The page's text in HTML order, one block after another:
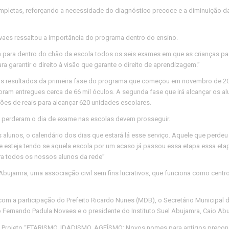
reforçando a necessidade do diagnóstico precoce e a diminuição
ressaltou a importância do programa dentro do ensino.
para dentro do chão da escola todos os seis exames em que as crianças
garantir o direito à visão que garante o direito de aprendizagem.”
resultados da primeira fase do programa que começou em novembro de
entregues cerca de 66 mil óculos. A segunda fase que irá alcançar os
de reais para alcançar 620 unidades escolares.
o dia de exame nas escolas devem prosseguir.
o calendário dos dias que estará lá esse serviço. Aquele que
esteja tendo se aquela escola por um acaso já passou essa etapa essa
todos os nossos alunos da rede”
uma associação civil sem fins lucrativos, que funciona como
a participação do Prefeito Ricardo Nunes (MDB), o Secretário Municipal
Padula Novaes e o presidente do Instituto Suel Abujamra, Caio